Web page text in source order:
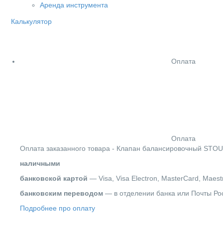
Аренда инструмента
Калькулятор
Оплата
Оплата
Оплата заказанного товара - Клапан балансировочный
наличными
банковской картой — Visa, Visa Electron, MasterCard,
банковским переводом — в отделении банка или Почты
Подробнее про оплату